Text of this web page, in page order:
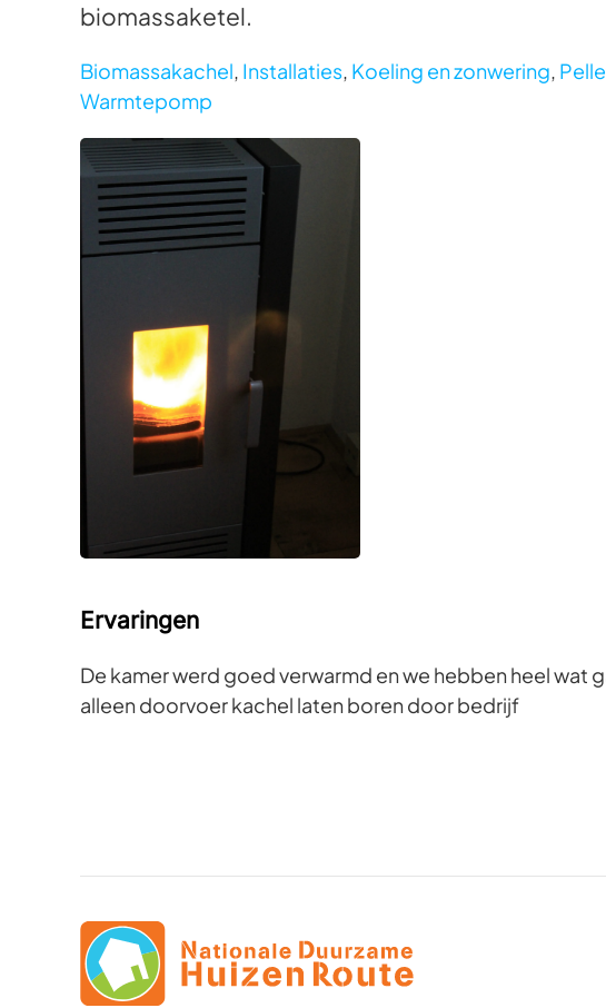
biomassaketel.
Biomassakachel, Installaties, Koeling en zonwering,
Warmtepomp
Foto bekijken
Ervaringen
De kamer werd goed verwarmd en we hebben heel
alleen doorvoer kachel laten boren door bedrijf